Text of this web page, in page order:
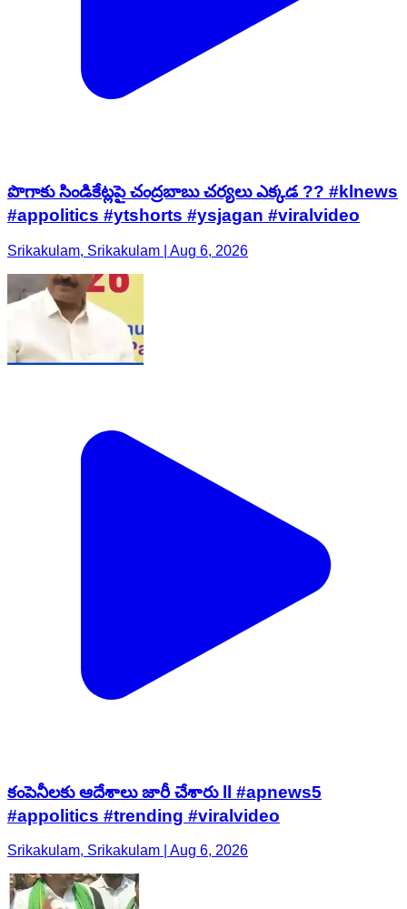
పొగాకు సిండికేట్లపై చంద్రబాబు చర్యలు ఎక్కడ ?? #klnews
#appolitics #ytshorts #ysjagan #viralvideo
Srikakulam, Srikakulam | Aug 6, 2026
కంపెనీలకు ఆదేశాలు జారీ చేశారు ll #apnews5
#appolitics #trending #viralvideo
Srikakulam, Srikakulam | Aug 6, 2026